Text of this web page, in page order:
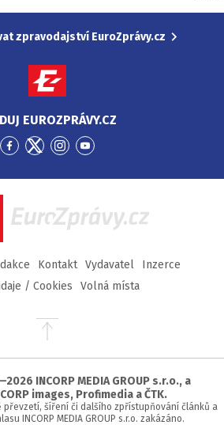
zpravodajství EuroZprávy.cz
EUROZPRÁVY.CZ
Přejít
Facebook
Přejít
Twitter
Přejít
Instagram
Přejít
YouTube
EuroZprávy.cz
Kontakt Vydavatel
Inzerce
/ Cookies
Volná místa
Přejít
stránky
INCORP MEDIA GROUP s.r.o., a
images, Profimedia a ČTK.
převzetí, šíření či dalšího zpřístupňování článků a
INCORP MEDIA GROUP s.r.o. zakázáno.